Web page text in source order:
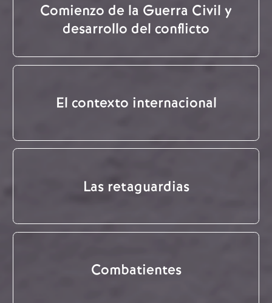
Comienzo de la Guerra Civil y
desarrollo del conflicto
El contexto internacional
Las retaguardias
Combatientes